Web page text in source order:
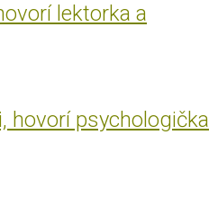
lektorka a
hovorí psychologička